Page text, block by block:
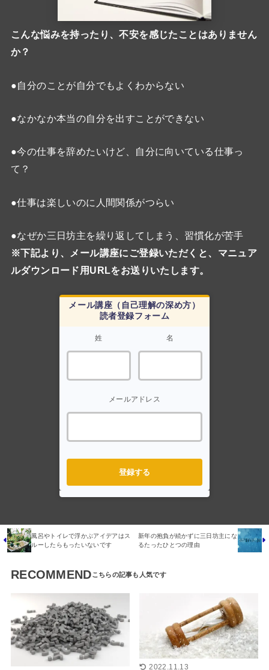
こんな悩みを持ったり、不安を感じたことはありません
か？
●自分のことが自分でもよくわからない
●なかなか本当の自分を出すことができない
●今の仕事を辞めたいけど、自分に向いている仕事っ
て？
●仕事は楽しいのに人間関係がつらい
●なぜか三日坊主を繰り返してしまう、習慣化が苦手
※下記より、メール講座にご登録いただくと、マニュア
ルダウンロード用URLをお送りいたします。
メール講座（自己理解の深め方）
読者登録フォーム
姓 名
メールアドレス
登録する
風呂やトイレで浮かぶアイデアはス
ルーしたらもったいないです
新年の抱負が続かずに三日坊主にな
るたったひとつの理由
RECOMMEND
2022.11.13